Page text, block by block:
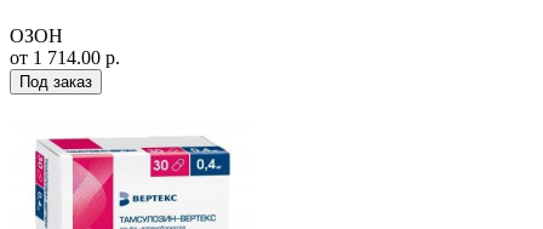
ОЗОН
от 1 714.00 р.
Под заказ